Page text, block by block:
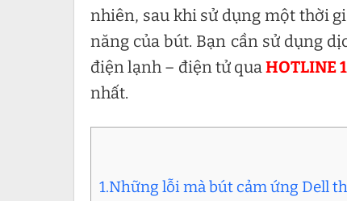
nhiên, sau khi sử dụng một thời
năng của bút. Bạn cần sử dụng
điện lạnh – điện tử quaHOTLINE
nhất.
1.Những lỗi mà bút cảm ứng Dell